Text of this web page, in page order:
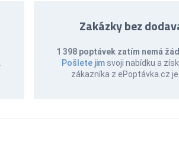
Zakázky bez
1 398 poptávek zatím nemá
Pošlete jim svoji nabídku a
zákazníka z ePoptávka.cz